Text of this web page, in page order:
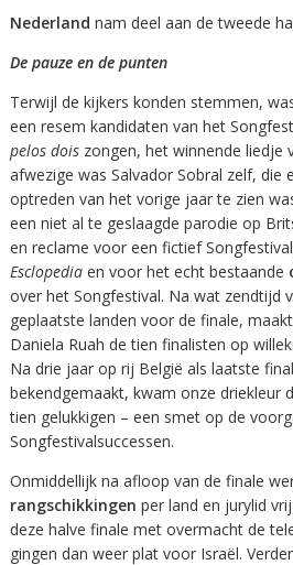
Nederland nam deel aan de tweede
De pauze en de punten
Terwijl de kijkers konden stemmen,
een resem kandidaten van het
pelos dois zongen, het winnende liedje
afwezige was Salvador Sobral zelf, die
optreden van het vorige jaar te zien
een niet al te geslaagde parodie op
en reclame voor een fictief
Esclopediaen voor het echt bestaande
over het Songfestival. Na wat zendtijd
geplaatste landen voor de finale,
Daniela Ruah de tien finalisten op
Na drie jaar op rij België als laatste
bekendgemaakt, kwam onze driekleur
tien gelukkigen – een smet op de
Songfestivalsuccessen.
Onmiddellijk na afloop van de finale
rangschikkingen per land en jurylid
deze halve finale met overmacht de
gingen dan weer plat voor Israël.